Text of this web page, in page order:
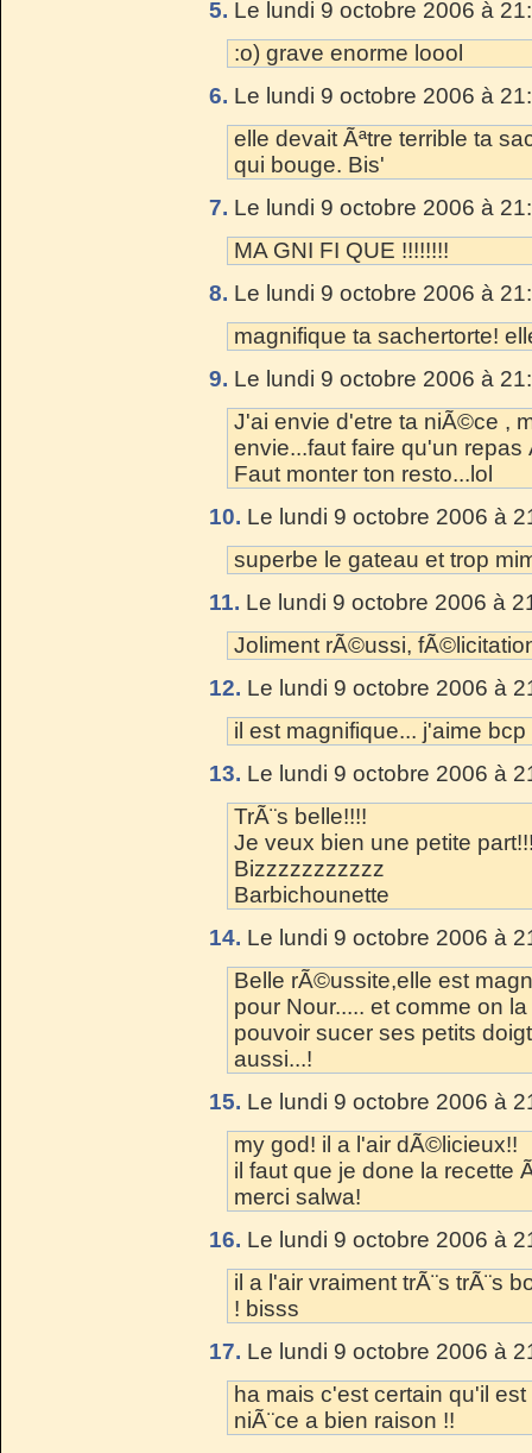
5. Le lundi 9 octobre 2006 à
:o) grave enorme loool
6. Le lundi 9 octobre 2006 à
elle devait Ãªtre terrible ta
qui bouge. Bis'
7. Le lundi 9 octobre 2006 à
MA GNI FI QUE !!!!!!!!
8. Le lundi 9 octobre 2006 à
magnifique ta sachertorte!
9. Le lundi 9 octobre 2006 à
J'ai envie d'etre ta niÃ©ce ,
envie...faut faire qu'un
Faut monter ton resto...lol
10. Le lundi 9 octobre 2006 à
superbe le gateau et trop
11. Le lundi 9 octobre 2006 à
Joliment rÃ©ussi,
12. Le lundi 9 octobre 2006 à
il est magnifique... j'aime bcp
13. Le lundi 9 octobre 2006 à
TrÃ¨s belle!!!!
Je veux bien une petite
Bizzzzzzzzzzz
Barbichounette
14. Le lundi 9 octobre 2006 à
Belle rÃ©ussite,elle est
pour Nour..... et comme on
pouvoir sucer ses petits
aussi...!
15. Le lundi 9 octobre 2006 à
my god! il a l'air dÃ©licieux!!
il faut que je done la recette
merci salwa!
16. Le lundi 9 octobre 2006 à
il a l'air vraiment trÃ¨s trÃ¨s
! bisss
17. Le lundi 9 octobre 2006 à
ha mais c'est certain qu'il
niÃ¨ce a bien raison !!